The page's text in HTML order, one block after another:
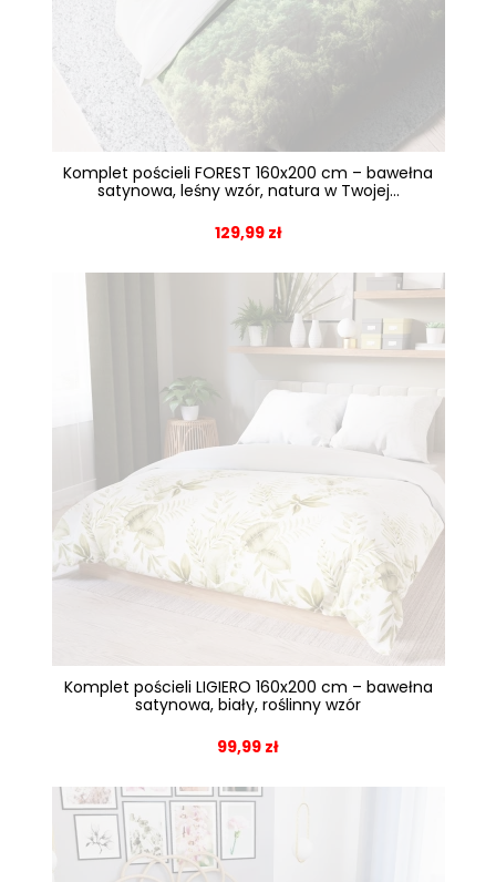
Komplet pościeli FOREST 160x200 cm – bawełna
satynowa, leśny wzór, natura w Twojej...
129,99 zł
Komplet pościeli LIGIERO 160x200 cm – bawełna
satynowa, biały, roślinny wzór
99,99 zł